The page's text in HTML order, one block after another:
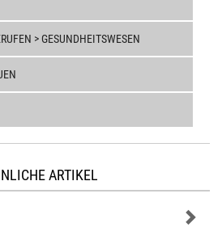
> GESUNDHEITSWESEN
ARTIKEL